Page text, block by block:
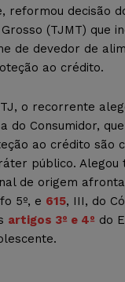
reformou decisão
(TJMT) que
de devedor de
ao crédito.
o recorrente
do Consumidor,
ao crédito são
público. Alegou
de origem
5º, e 615, III, do
artigos 3º e 4º do